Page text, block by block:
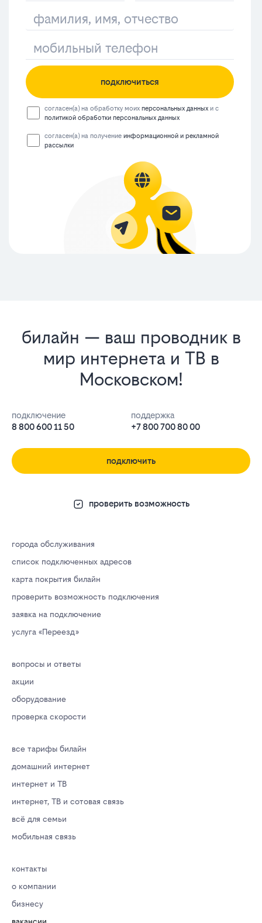
подключиться
согласен(а) на обработку моихперсональных данных и с
политикой обработки персональных данных
согласен(а) на получениеинформационной и рекламной
рассылки
билайн — ваш проводник в
мир интернета и ТВ в
Московском!
подключение
8 800 600 11 50
поддержка
+7 800 700 80 00
подключить
проверить возможность
города обслуживания
список подключенных адресов
карта покрытия билайн
проверить возможность подключения
заявка на подключение
услуга «Переезд»
вопросы и ответы
акции
оборудование
проверка скорости
все тарифы билайн
домашний интернет
интернет и ТВ
интернет, ТВ и сотовая связь
всё для семьи
мобильная связь
контакты
о компании
бизнесу